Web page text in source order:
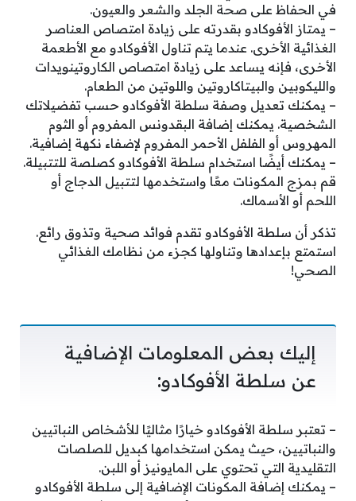
في الحفاظ على صحة الجلد والشعر والعيون.
– يمتاز الأفوكادو بقدرته على زيادة امتصاص العناصر
الغذائية الأخرى. عندما يتم تناول الأفوكادو مع الأطعمة
الأخرى، فإنه يساعد على زيادة امتصاص الكاروتينويدات
والليكوبين والبيتاكاروتين واللوتين من الطعام.
– يمكنك تعديل وصفة سلطة الأفوكادو حسب تفضيلاتك
الشخصية. يمكنك إضافة البقدونس المفروم أو الثوم
المهروس أو الفلفل الأحمر المفروم لإضفاء نكهة إضافية.
– يمكنك أيضًا استخدام سلطة الأفوكادو كصلصة للتتبيلة.
قم بمزج المكونات معًا واستخدمها لتتبيل الدجاج أو
اللحم أو الأسماك.
تذكر أن سلطة الأفوكادو تقدم فوائد صحية وتذوق رائع.
استمتع بإعدادها وتناولها كجزء من نظامك الغذائي
الصحي!
إليك بعض المعلومات الإضافية
عن سلطة الأفوكادو:
– تعتبر سلطة الأفوكادو خيارًا مثاليًا للأشخاص النباتيين
والنباتيين، حيث يمكن استخدامها كبديل للصلصات
التقليدية التي تحتوي على المايونيز أو اللبن.
– يمكنك إضافة المكونات الإضافية إلى سلطة الأفوكادو